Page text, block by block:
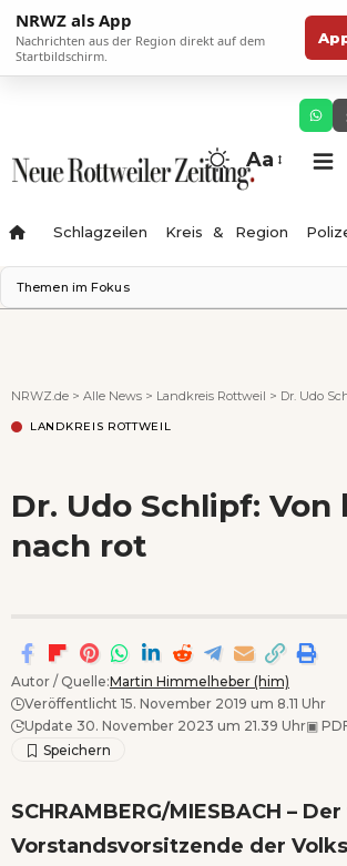
NRWZ als App
Nachrichten aus der Region direkt auf dem
Startbildschirm.
Aa
Schlagzeilen Kreis & Region
Themen im Fokus
Ferienzauber '26
Testturm
Wenn Orte erzählen ...
NRWZ.de > Alle News > Landkreis Rottweil > Dr. Udo
LANDKREIS ROTTWEIL
Dr. Udo Schlipf: Von
nach rot
Autor / Quelle:Martin Himmelheber (him)
Veröffentlicht 15. November 2019 um 8.11 Uhr
Update 30. November 2023 um 21.39 Uhr▣
SCHRAMBERG/MIESBACH –
Vorstandsvorsitzende der